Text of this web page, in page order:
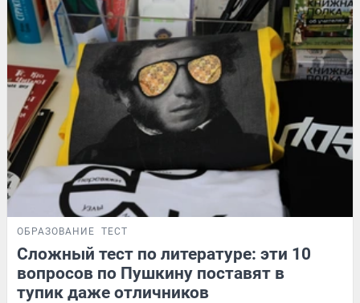
ОБРАЗОВАНИЕ ТЕСТ
Сложный тест по литературе: эти 10
вопросов по Пушкину поставят в
тупик даже отличников